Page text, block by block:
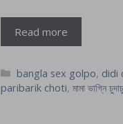
Read more
Categories
bangla sex golpo, didi
paribarik choti, মামা ভাগ্নি